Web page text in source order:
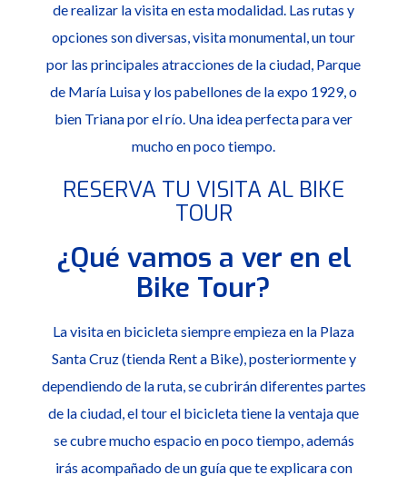
de realizar la visita en esta modalidad. Las rutas y
opciones son diversas, visita monumental, un tour
por las principales atracciones de la ciudad, Parque
de María Luisa y los pabellones de la expo 1929, o
bien Triana por el río. Una idea perfecta para ver
mucho en poco tiempo.
RESERVA TU VISITA AL BIKE
TOUR
¿Qué vamos a ver en el
Bike Tour?
La visita en bicicleta siempre empieza en la Plaza
Santa Cruz (tienda Rent a Bike), posteriormente y
dependiendo de la ruta, se cubrirán diferentes partes
de la ciudad, el tour el bicicleta tiene la ventaja que
se cubre mucho espacio en poco tiempo, además
irás acompañado de un guía que te explicara con